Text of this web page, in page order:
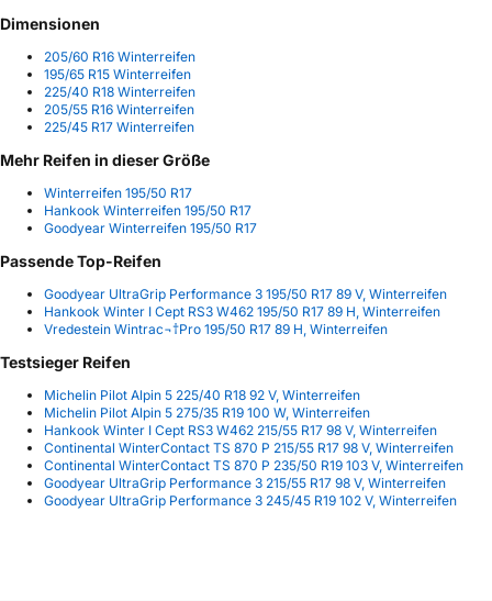
Dimensionen
205/60 R16 Winterreifen
195/65 R15 Winterreifen
225/40 R18 Winterreifen
205/55 R16 Winterreifen
225/45 R17 Winterreifen
Mehr Reifen in dieser Größe
Winterreifen 195/50 R17
Hankook Winterreifen 195/50 R17
Goodyear Winterreifen 195/50 R17
Passende Top-Reifen
Goodyear UltraGrip Performance 3 195/50 R17 89 V, Winterreifen
Hankook Winter I Cept RS3 W462 195/50 R17 89 H, Winterreifen
Vredestein Wintrac¬†Pro 195/50 R17 89 H, Winterreifen
Testsieger Reifen
Michelin Pilot Alpin 5 225/40 R18 92 V, Winterreifen
Michelin Pilot Alpin 5 275/35 R19 100 W, Winterreifen
Hankook Winter I Cept RS3 W462 215/55 R17 98 V, Winterreifen
Continental WinterContact TS 870 P 215/55 R17 98 V, Winterreifen
Continental WinterContact TS 870 P 235/50 R19 103 V, Winterreifen
Goodyear UltraGrip Performance 3 215/55 R17 98 V, Winterreifen
Goodyear UltraGrip Performance 3 245/45 R19 102 V, Winterreifen